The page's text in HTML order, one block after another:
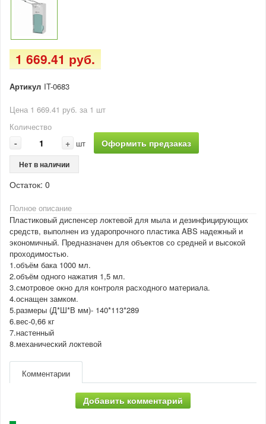
1 669.41 руб.
Артикул IT-0683
Цена 1 669.41 руб. за 1 шт
Количество
- + шт Оформить предзаказ
Нет в наличии
Остаток: 0
Полное описание
Пластиковый диспенсер локтевой для мыла и дезинфицирующих
средств, выполнен из ударопрочного пластика ABS надежный и
экономичный. Предназначен для объектов со средней и высокой
проходимостью.
1.объём бака 1000 мл.
2.объём одного нажатия 1,5 мл.
3.смотровое окно для контроля расходного материала.
4.оснащен замком.
5.размеры (Д*Ш*В мм)- 140*113*289
6.вес-0,66 кг
7.настенный
8.механический локтевой
Комментарии
Добавить комментарий